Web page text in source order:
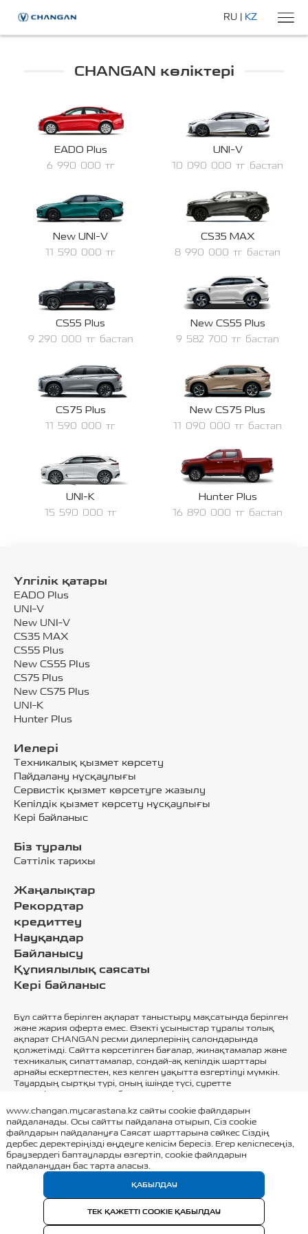
RU KZ
CHANGAN көліктері
EADO Plus
6 990 000 тг
UNI-V
10 090 000 тг бастап
New UNI-V
11 590 000 тг
CS35 MAX
8 990 000 тг бастап
CS55 Plus
9 290 000 тг бастап
New CS55 Plus
9 582 700 тг бастап
CS75 Plus
11 590 000 тг
New CS75 Plus
11 090 000 тг бастап
UNI-K
15 590 000 тг
Hunter Plus
16 890 000 тг бастап
Үлгілік қатары
EADO Plus
UNI-V
New UNI-V
CS35 MAX
CS55 Plus
New CS55 Plus
CS75 Plus
New CS75 Plus
UNI-K
Hunter Plus
Иелері
Техникалық қызмет көрсету
Пайдалану нұсқаулығы
Сервистік қызмет көрсетуге жазылу
Кепілдік қызмет көрсету нұсқаулығы
Кері байланыс
Біз туралы
Сәттілік тарихы
Жаңалықтар
Рекордтар
кредиттеу
Науқандар
Байланысу
Құпиялылық саясаты
Кері байланыс
Бұл сайтта берілген ақпарат таныстыру мақсатында берілген
және жария оферта емес. Өзекті ұсыныстар туралы толық
ақпарат CHANGAN ресми дилерлерінің салондарында
қолжетімді. Сайтта көрсетілген бағалар, жинақтамалар және
техникалық сипаттамалар, сондай-ақ кепілдік шарттары
арнайы ескертпестен, кез келген уақытта өзгертілуі мүмкін.
Тауардың сыртқы түрі, оның ішінде түсі, суретте
көрсетілгеннен өзгеше болуы мүмкін. Тауар
2026 © changan.mycarastana.kz
www.changan.mycarastana.kz сайты cookie файлдарын
пайдаланады. Осы сайтты пайдалана отырып, Сіз cookie
файлдарын пайдалануға Саясатшарттарына сәйкес Сіздің
дербес деректеріңізді өңдеуге келісім бересіз. Егер келіспесеңіз,
браузердегі баптауларды өзгертіп, cookie файлдарын
пайдаланудан бас тарта аласыз.
ҚАБЫЛДАУ
ТЕК ҚАЖЕТТІ COOKIE ҚАБЫЛДАУ